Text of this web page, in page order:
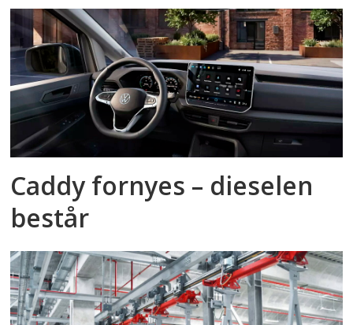
Caddy fornyes – dieselen
består